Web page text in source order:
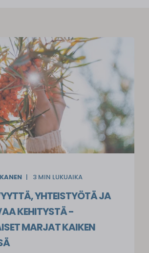
3 MIN LUKUAIKA
YHTEISTYÖTÄ JA
KEHITYSTÄ -
MARJAT KAIKEN